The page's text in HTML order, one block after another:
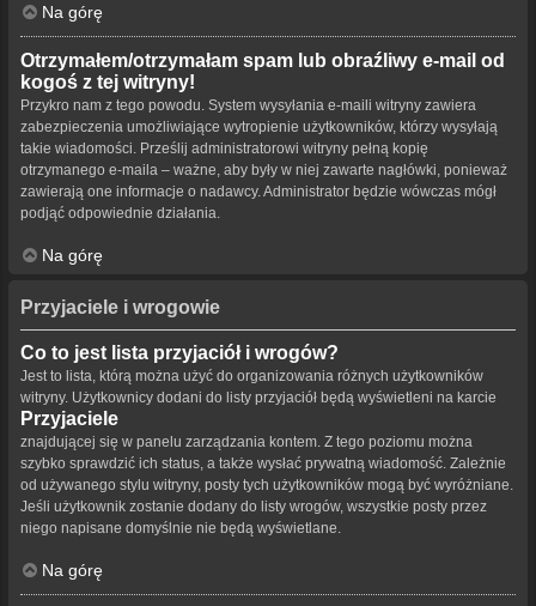
Na górę
Otrzymałem/otrzymałam spam lub obraźliwy e-mail od
kogoś z tej witryny!
Przykro nam z tego powodu. System wysyłania e-maili witryny zawiera
zabezpieczenia umożliwiające wytropienie użytkowników, którzy wysyłają
takie wiadomości. Prześlij administratorowi witryny pełną kopię
otrzymanego e-maila – ważne, aby były w niej zawarte nagłówki, ponieważ
zawierają one informacje o nadawcy. Administrator będzie wówczas mógł
podjąć odpowiednie działania.
Na górę
Przyjaciele i wrogowie
Co to jest lista przyjaciół i wrogów?
Jest to lista, którą można użyć do organizowania różnych użytkowników
witryny. Użytkownicy dodani do listy przyjaciół będą wyświetleni na karcie
Przyjaciele
znajdującej się w panelu zarządzania kontem. Z tego poziomu można
szybko sprawdzić ich status, a także wysłać prywatną wiadomość. Zależnie
od używanego stylu witryny, posty tych użytkowników mogą być wyróżniane.
Jeśli użytkownik zostanie dodany do listy wrogów, wszystkie posty przez
niego napisane domyślnie nie będą wyświetlane.
Na górę